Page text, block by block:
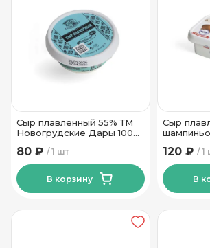
Сыр плавленный 55% ТМ
Новогрудские Дары 100
1 шт
80 ₽
В корзину
Сыр
1
120 ₽
В